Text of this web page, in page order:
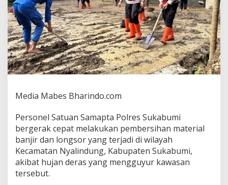
t
a
P
o
l
r
e
s
k
b
u
i
B
e
Media Mabes Bharindo.com
Personel Satuan Samapta Polres Sukabumi
bergerak cepat melakukan pembersihan material
banjir dan longsor yang terjadi di wilayah
Kecamatan Nyalindung, Kabupaten Sukabumi,
akibat hujan deras yang mengguyur kawasan
tersebut.